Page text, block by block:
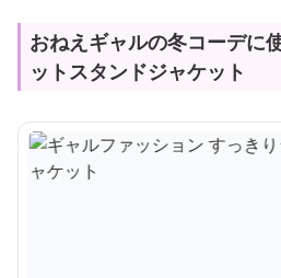
おねえギャルの冬コーデに
ットスタンドジャケット